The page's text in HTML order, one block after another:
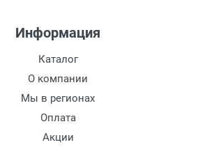
расходов за хранение
товар по Москве компанией
ближайшего к вам пункта
Информация
Каталог
О компании
Мы в регионах
Оплата
Акции